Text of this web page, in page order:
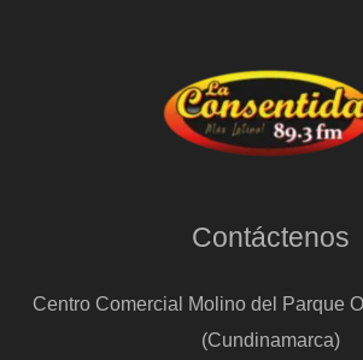
Contáctenos
Centro Comercial Molino del Parque
(Cundinamarca)